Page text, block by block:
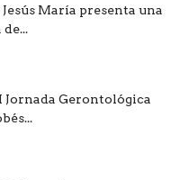
María presenta una
Jornada Gerontológica